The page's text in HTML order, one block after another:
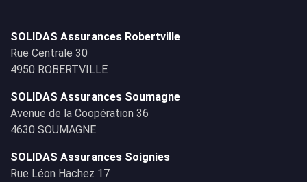
SOLIDAS Assurances Robertville
Rue Centrale 30
4950 ROBERTVILLE
SOLIDAS Assurances Soumagne
Avenue de la Coopération 36
4630 SOUMAGNE
SOLIDAS Assurances Soignies
Rue Léon Hachez 17